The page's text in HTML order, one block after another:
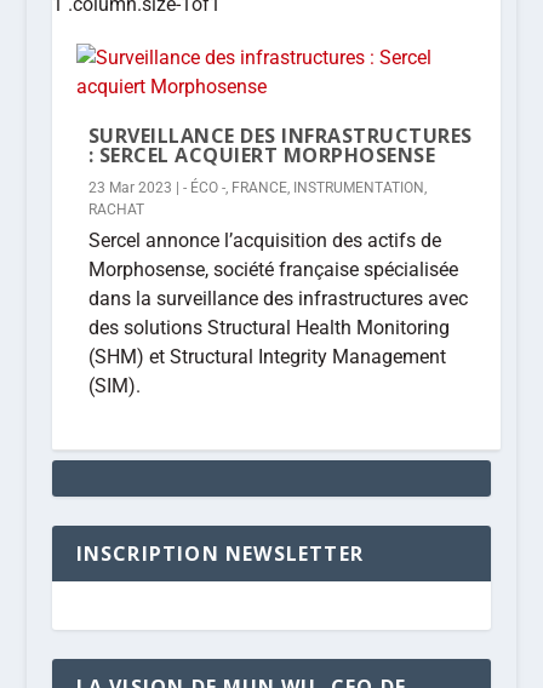
SURVEILLANCE DES INFRASTRUCTURES
: SERCEL ACQUIERT MORPHOSENSE
23 Mar 2023 - ÉCO -, FRANCE, INSTRUMENTATION,
RACHAT
Sercel annonce l’acquisition des actifs de
Morphosense, société française spécialisée
dans la surveillance des infrastructures avec
des solutions Structural Health Monitoring
(SHM) et Structural Integrity Management
(SIM).
INSCRIPTION NEWSLETTER